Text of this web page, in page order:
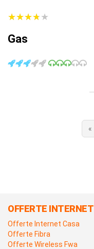
★★★★★
★★★★★
Gas
«
OFFERTE INTERNET
Offerte Internet Casa
Offerte Fibra
Offerte Wireless Fwa